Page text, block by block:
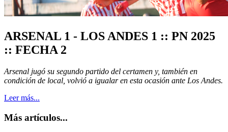
ARSENAL 1 - LOS ANDES 1 :: PN 2025
:: FECHA 2
Arsenal jugó su segundo partido del certamen y, también en
condición de local, volvió a igualar en esta ocasión ante Los Andes.
Leer más...
Más artículos...